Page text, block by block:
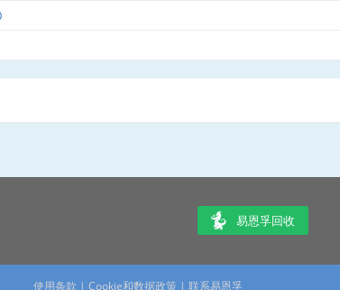
易恩孚回收
使用条款 | Cookie和数据政策 | 联系易恩孚